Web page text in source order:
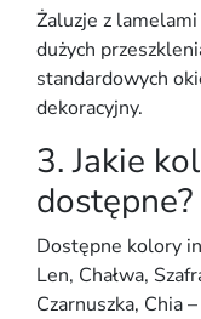
Żaluzje z
dużych
standardowych
dekoracyjny.
3. Jakie
dostępne?
Dostępne kolory
Len, Chałwa,
Czarnuszka, Chia